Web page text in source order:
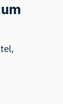
,